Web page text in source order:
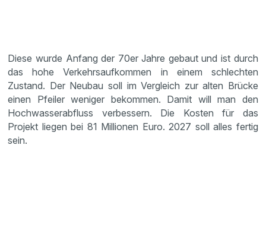
Diese wurde Anfang der 70er Jahre gebaut und ist durch
das hohe Verkehrsaufkommen in einem schlechten
Zustand. Der Neubau soll im Vergleich zur alten Brücke
einen Pfeiler weniger bekommen. Damit will man den
Hochwasserabfluss verbessern. Die Kosten für das
Projekt liegen bei 81 Millionen Euro. 2027 soll alles fertig
sein.